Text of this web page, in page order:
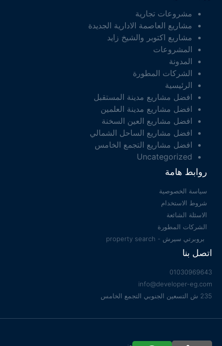
مشروعات تجارية
مشاريع العاصمة الادارية الجديدة
مشاريع اكتوبر والشيخ زايد
المشروعات
المدونة
الشركات المطورة
الرئيسية
افضل مشاريع مدينة المستقبل
افضل مشاريع مدينة العلمين
افضل مشاريع العين السخنة
افضل مشاريع الساحل الشمالي
افضل مشاريع التجمع الخامس
Uncategorized
روابط هامة
سياسة الخصوصية
شروط الاستخدام
الاسئلة الشائعة
الشركات المطورة
بروبرتي سيرش - property search
اتصل بنا
01030969643
info@developer-eg.com
235 ش التسعين الجنوبي التجمع الخامس